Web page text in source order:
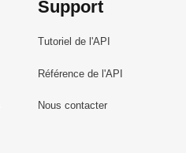
Support
Tutoriel de l'API
Référence de l'API
Nous contacter